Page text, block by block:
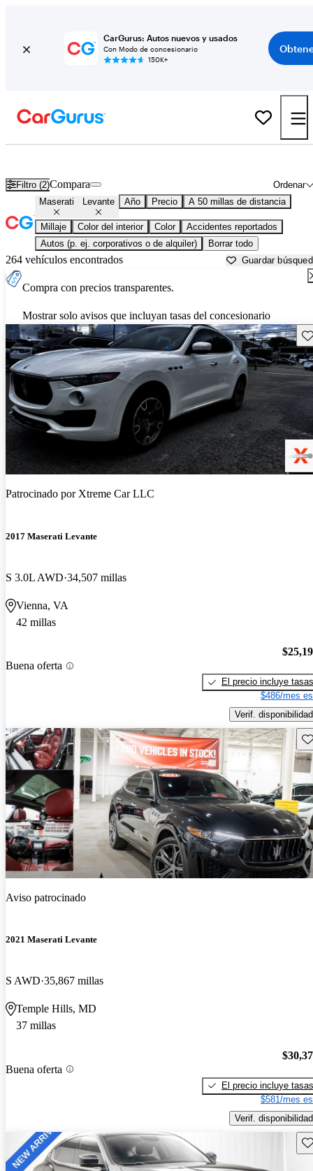
CarGurus: Autos nuevos y usados
Con Modo de concesionario
150K+
Filtro (2) Ordenar
Compara
Maserati Levante Año Precio A 50 millas de distancia
Millaje Color del interior Color
Accidentes reportados
Autos (p. ej. corporativos o de alquiler)
Borrar todo
264 vehículos encontrados Guardar
Compra con precios transparentes.
Mostrar solo avisos que incluyan tasas del concesionario
Patrocinado porXtreme Car LLC
2017 Maserati Levante
S 3.0L AWD 34,507 millas
Vienna, VA
42 millas
Buena oferta
El precio incluye tasas
$486/mes
Verif. disponibilidad
Aviso patrocinado
2021 Maserati Levante
S AWD 35,867 millas
Temple Hills, MD
37 millas
Buena oferta
El precio incluye tasas
$581/mes
Verif. disponibilidad